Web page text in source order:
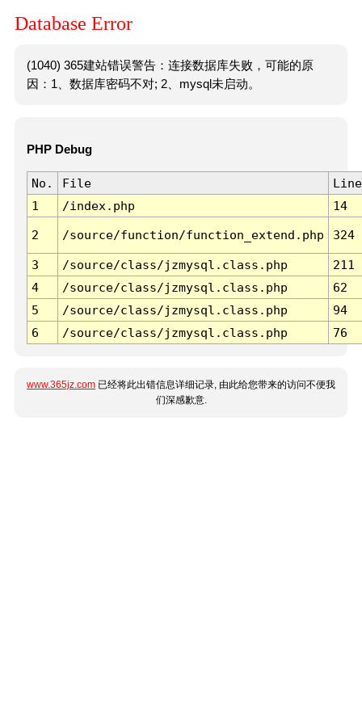
Database Error
(1040) 365建站错误警告：连接数据库失败，可能的原
因：1、数据库密码不对; 2、mysql未启动。
PHP Debug
No. File
Line
1
/index.php 14
2 /source/function/function_extend.php 324
3 /source/class/jzmysql.class.php
211
4
/source/class/jzmysql.class.php
62
5
/source/class/jzmysql.class.php
94
6
/source/class/jzmysql.class.php 76
www.365jz.com 已经将此出错信息详细记录, 由此给您带来的访问不便我
们深感歉意.